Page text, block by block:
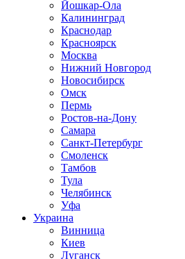
Йошкар-Ола
Калининград
Краснодар
Красноярск
Москва
Нижний Новгород
Новосибирск
Омск
Пермь
Ростов-на-Дону
Самара
Санкт-Петербург
Смоленск
Тамбов
Тула
Челябинск
Уфа
Украина
Винница
Киев
Луганск